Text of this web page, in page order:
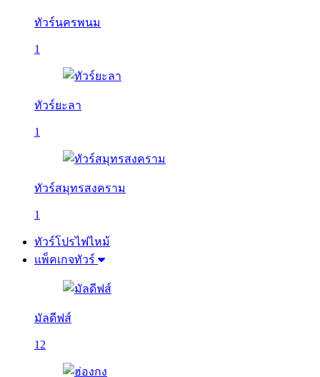
ทัวร์นครพนม
1
ทัวร์ยะลา
1
ทัวร์สมุทรสงคราม
1
ทัวร์โปรไฟไหม้
แพ็คเกจทัวร์
มัลดีฟส์
12